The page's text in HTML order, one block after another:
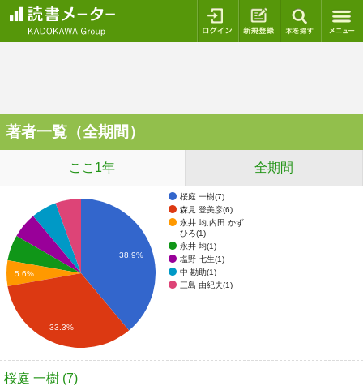
ログイン 新規登録
著者一覧（全期間）
ここ1年 全期間
桜庭 一樹(7)
森見 登美彦(6)
永井 均,内田 かず
ひろ(1)
永井 均(1)
塩野 七生(1)
中 勘助(1)
三島 由紀夫(1)
38.9%
5.6%
33.3%
桜庭 一樹 (7)